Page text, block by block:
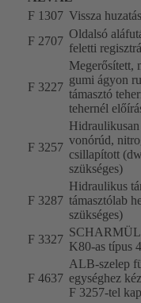
F 1307 Vissza
F 2707
Oldalsó
feletti
F 3227
Megerősített,
gumi ágyon
támasztó
tehernél
F 3257
Hidraulikusan
vonórúd,
csillapított
szükséges)
F 3287
Hidraulikus
támasztólab
szükséges)
F 3327
K80-as típus
F 4637
ALB-szelep
egységhez
F 3257-tel